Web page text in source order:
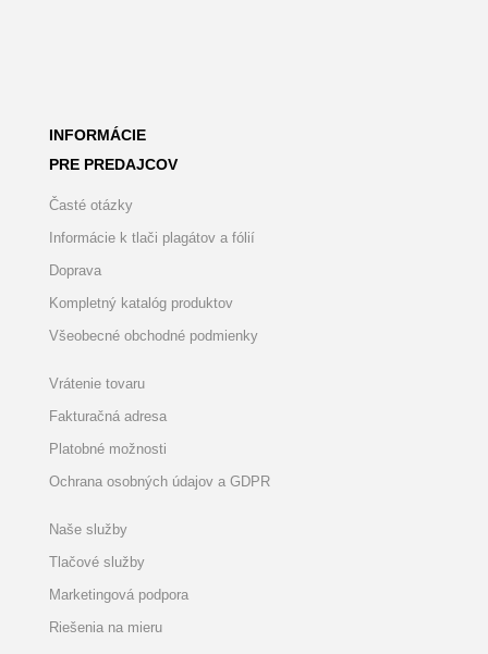
INFORMÁCIE
PRE PREDAJCOV
Časté otázky
Informácie k tlači plagátov a fólií
Doprava
Kompletný katalóg produktov
Všeobecné obchodné podmienky
Vrátenie tovaru
Fakturačná adresa
Platobné možnosti
Ochrana osobných údajov a GDPR
Naše služby
Tlačové služby
Marketingová podpora
Riešenia na mieru